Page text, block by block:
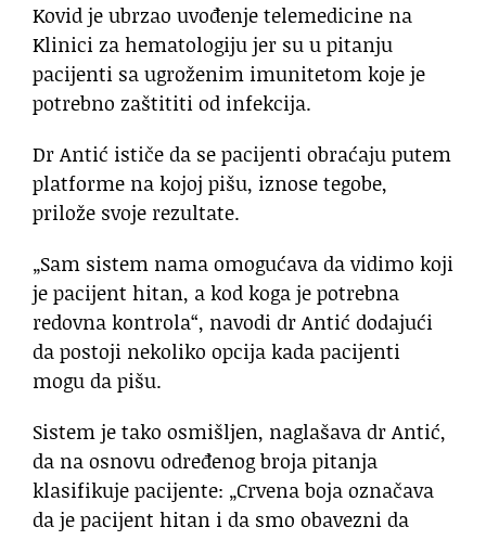
Kovid je ubrzao uvođenje telemedicine na
Klinici za hematologiju jer su u pitanju
pacijenti sa ugroženim imunitetom koje je
potrebno zaštititi od infekcija.
Dr Antić ističe da se pacijenti obraćaju putem
platforme na kojoj pišu, iznose tegobe,
prilože svoje rezultate.
„Sam sistem nama omogućava da vidimo koji
je pacijent hitan, a kod koga je potrebna
redovna kontrola“, navodi dr Antić dodajući
da postoji nekoliko opcija kada pacijenti
mogu da pišu.
Sistem je tako osmišljen, naglašava dr Antić,
da na osnovu određenog broja pitanja
klasifikuje pacijente: „Crvena boja označava
da je pacijent hitan i da smo obavezni da